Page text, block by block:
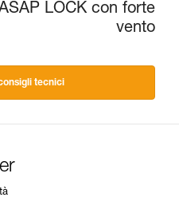
LOCK con forte
vento
tecnici